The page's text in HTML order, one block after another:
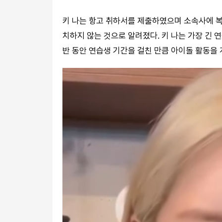
키 나는 항고 취하서를 제출하였으며 소속사에
치하지 않는 것으로 알려졌다. 키 나는 가장 긴
반 동안 연습생 기간을 걸친 만큼 아이돌 활동